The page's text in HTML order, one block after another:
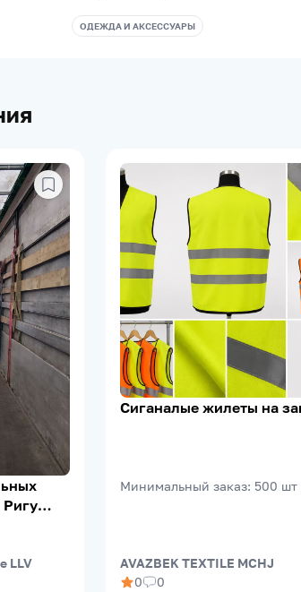
ОДЕЖДА И АКСЕССУАРЫ
Ригу
LLV
Сиганалые жилеты на
Минимальный заказ: 500 шт
AVAZBEK TEXTILE MCHJ
0
0